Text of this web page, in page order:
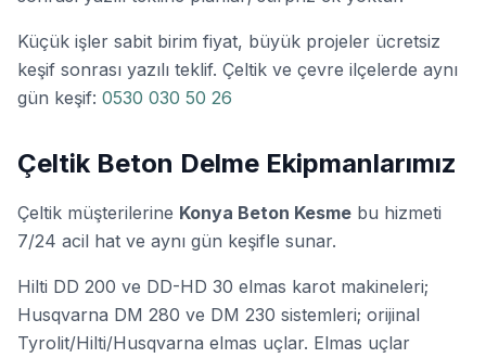
Küçük işler sabit birim fiyat, büyük projeler ücretsiz
keşif sonrası yazılı teklif. Çeltik ve çevre ilçelerde aynı
gün keşif: 0530 030 50 26
Çeltik Beton Delme Ekipmanlarımız
Çeltik müşterilerine Konya Beton Kesme bu hizmeti
7/24 acil hat ve aynı gün keşifle sunar.
Hilti DD 200 ve DD-HD 30 elmas karot makineleri;
Husqvarna DM 280 ve DM 230 sistemleri; orijinal
Tyrolit/Hilti/Husqvarna elmas uçlar. Elmas uçlar